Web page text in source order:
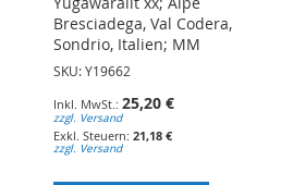
Bresciadega, Val Codera,
Sondrio, Italien; MM
SKU: Y19662
25,20 €
zzgl. Versand
21,18 €
zzgl. Versand